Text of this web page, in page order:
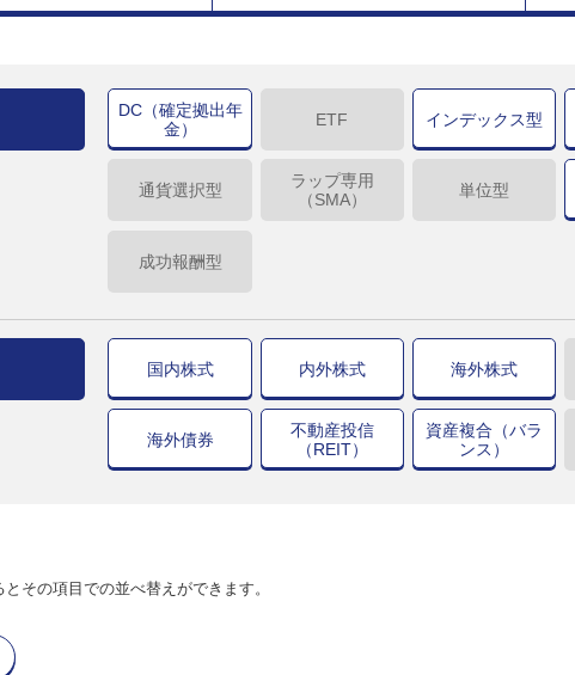
DC（確定拠出年
金）
ETF インデックス型
通貨選択型
ラップ専用
（SMA）
単位型
成功報酬型
国内株式 内外株式 海外株式
海外債券
不動産投信
（REIT）
資産複合（バラ
ンス）
その項目での並べ替えができます。